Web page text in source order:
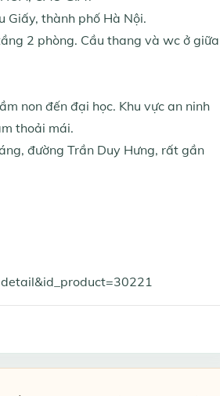
Giấy, thành phố Hà Nội.
2 phòng. Cầu thang và wc ở giữa
non đến đại học. Khu vực an ninh
thoải mái.
đường Trần Duy Hưng, rất gần